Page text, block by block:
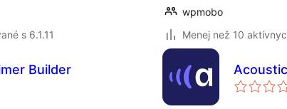
s 6.1.11
wpmobo
Menej než 10
Builder